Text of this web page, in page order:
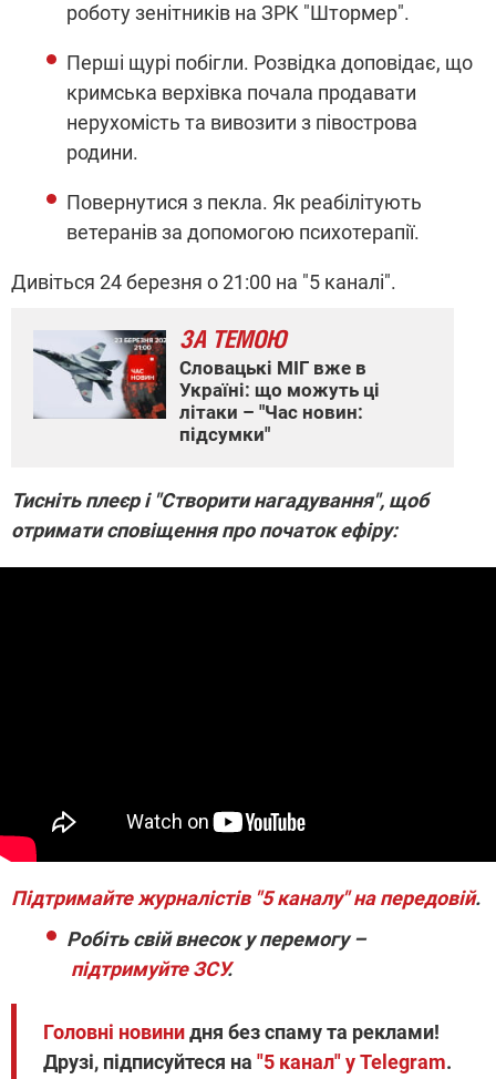
роботу зенітників на ЗРК "Штормер".
Перші щурі побігли. Розвідка доповідає, що
кримська верхівка почала продавати
нерухомість та вивозити з півострова
родини.
Повернутися з пекла. Як реабілітують
ветеранів за допомогою психотерапії.
Дивіться 24 березня о 21:00 на "5 каналі".
ЗА ТЕМОЮ
Словацькі МІГ вже в
Україні: що можуть ці
літаки – "Час новин:
підсумки"
Тисніть плеєр і "Створити нагадування", щоб
отримати сповіщення про початок ефіру:
Підтримайте журналістів "5 каналу" на передовій.
Робіть свій внесок у перемогу –
підтримуйте ЗСУ.
Головні новинидня без спаму та реклами!
Друзі, підписуйтеся на "5 канал" у Telegram.